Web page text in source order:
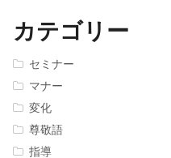
カテゴリー
セミナー
マナー
変化
尊敬語
指導